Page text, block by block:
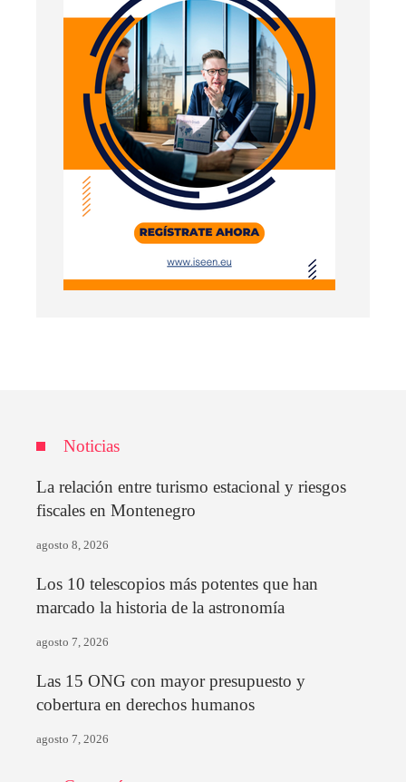
Noticias
La relación entre turismo estacional y riesgos
fiscales en Montenegro
agosto 8, 2026
Los 10 telescopios más potentes que han
marcado la historia de la astronomía
agosto 7, 2026
Las 15 ONG con mayor presupuesto y
cobertura en derechos humanos
agosto 7, 2026